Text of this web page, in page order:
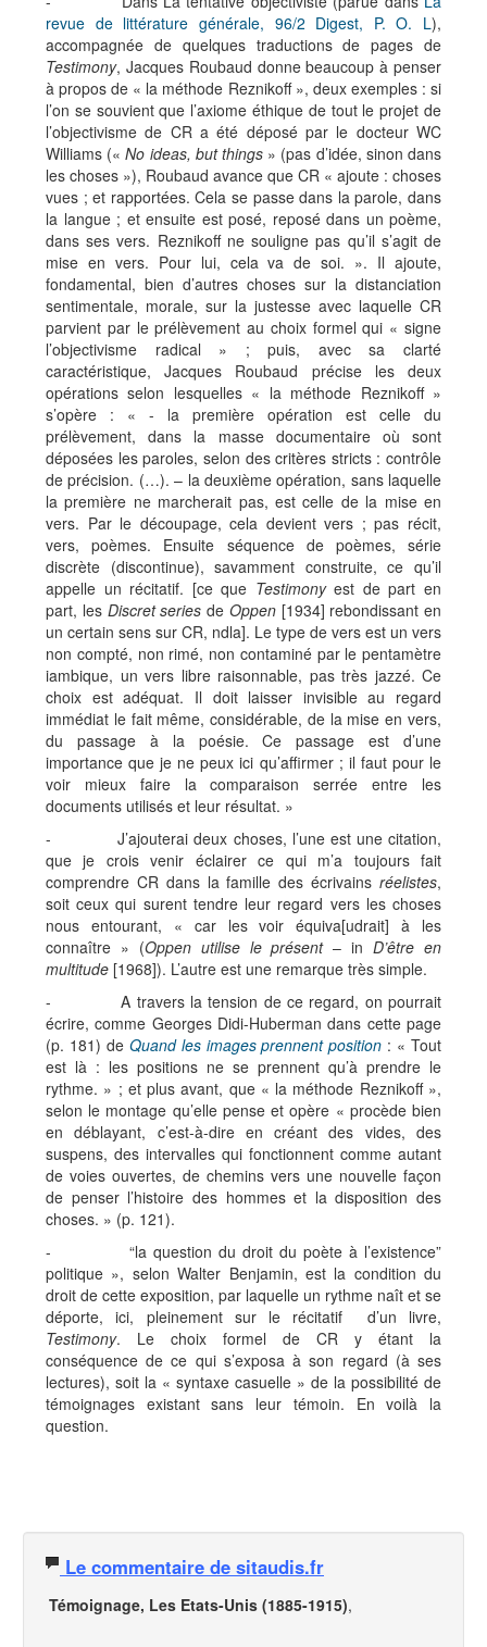
revue de littérature générale, 96/2 Digest, P. O. L),
accompagnée de quelques traductions de pages de
Testimony, Jacques Roubaud donne beaucoup à penser
à propos de « la méthode Reznikoff », deux exemples : si
l’on se souvient que l’axiome éthique de tout le projet de
l’objectivisme de CR a été déposé par le docteur WC
Williams («No ideas, but things » (pas d’idée, sinon dans
les choses »), Roubaud avance que CR « ajoute : choses
vues ; et rapportées. Cela se passe dans la parole, dans
la langue ; et ensuite est posé, reposé dans un poème,
dans ses vers. Reznikoff ne souligne pas qu’il s’agit de
mise en vers. Pour lui, cela va de soi. ». Il ajoute,
fondamental, bien d’autres choses sur la distanciation
sentimentale, morale, sur la justesse avec laquelle CR
parvient par le prélèvement au choix formel qui « signe
l’objectivisme radical » ; puis, avec sa clarté
caractéristique, Jacques Roubaud précise les deux
opérations selon lesquelles « la méthode Reznikoff »
s’opère : « - la première opération est celle du
prélèvement, dans la masse documentaire où sont
déposées les paroles, selon des critères stricts : contrôle
de précision. (…). – la deuxième opération, sans laquelle
la première ne marcherait pas, est celle de la mise en
vers. Par le découpage, cela devient vers ; pas récit,
vers, poèmes. Ensuite séquence de poèmes, série
discrète (discontinue), savamment construite, ce qu’il
appelle un récitatif. [ce que Testimonyest de part en
part, les Discret series de Oppen[1934] rebondissant en
un certain sens sur CR, ndla]. Le type de vers est un vers
non compté, non rimé, non contaminé par le pentamètre
iambique, un vers libre raisonnable, pas très jazzé. Ce
choix est adéquat. Il doit laisser invisible au regard
immédiat le fait même, considérable, de la mise en vers,
du passage à la poésie. Ce passage est d’une
importance que je ne peux ici qu’affirmer ; il faut pour le
voir mieux faire la comparaison serrée entre les
documents utilisés et leur résultat. »
- J’ajouterai deux choses, l’une est une citation,
que je crois venir éclairer ce qui m’a toujours fait
comprendre CR dans la famille des écrivains réelistes,
soit ceux qui surent tendre leur regard vers les choses
nous entourant, « car les voir équiva[udrait] à les
connaître » (Oppen utilise le présent– inD’être en
multitude [1968]). L’autre est une remarque très simple.
- A travers la tension de ce regard, on pourrait
écrire, comme Georges Didi-Huberman dans cette page
(p. 181) de Quand les images prennent position : « Tout
est là : les positions ne se prennent qu’à prendre le
rythme. » ; et plus avant, que « la méthode Reznikoff »,
selon le montage qu’elle pense et opère « procède bien
en déblayant, c’est-à-dire en créant des vides, des
suspens, des intervalles qui fonctionnent comme autant
de voies ouvertes, de chemins vers une nouvelle façon
de penser l’histoire des hommes et la disposition des
choses. » (p. 121).
- “la question du droit du poète à l’existence”
politique », selon Walter Benjamin, est la condition du
droit de cette exposition, par laquelle un rythme naît et se
déporte, ici, pleinement sur le récitatif d’un livre,
Testimony. Le choix formel de CR y étant la
conséquence de ce qui s’exposa à son regard (à ses
lectures), soit la « syntaxe casuelle » de la possibilité de
témoignages existant sans leur témoin. En voilà la
question.
Le commentaire de sitaudis.fr
Témoignage, Les Etats-Unis (1885-1915),